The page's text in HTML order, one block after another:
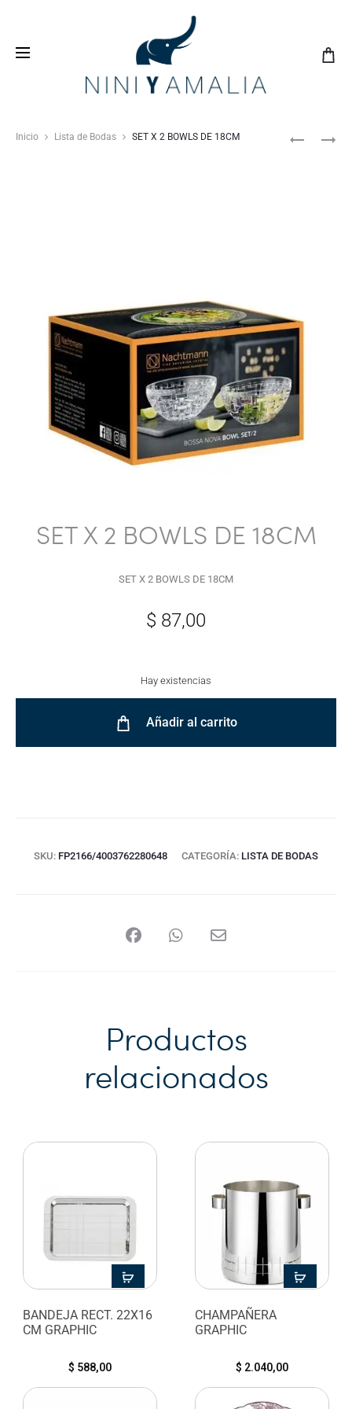
con nosotros y vive una
experiencia inolvidable
Inicio Lista de Bodas SET X 2 BOWLS DE 18CM
SET X 2 BOWLS DE 18CM
SET X 2 BOWLS DE 18CM
$ 87,00
Hay existencias
Añadir al carrito
SKU: FP2166/4003762280648 CATEGORÍA: LISTA DE BODAS
Productos
relacionados
BANDEJA RECT. 22X16
CM GRAPHIC
$ 588,00
CHAMPAÑERA
GRAPHIC
$ 2.040,00